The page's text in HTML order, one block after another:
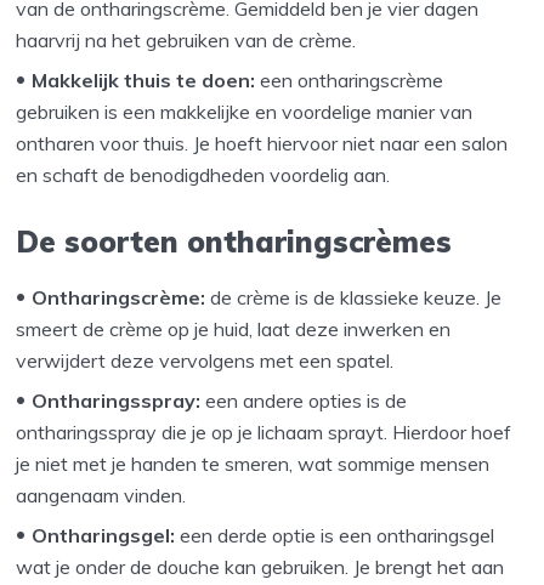
van de ontharingscrème. Gemiddeld ben je vier dagen
haarvrij na het gebruiken van de crème.
Makkelijk thuis te doen:een ontharingscrème
gebruiken is een makkelijke en voordelige manier van
ontharen voor thuis. Je hoeft hiervoor niet naar een salon
en schaft de benodigdheden voordelig aan.
De soorten ontharingscrèmes
Ontharingscrème:de crème is de klassieke keuze. Je
smeert de crème op je huid, laat deze inwerken en
verwijdert deze vervolgens met een spatel.
Ontharingsspray:een andere opties is de
ontharingsspray die je op je lichaam sprayt. Hierdoor hoef
je niet met je handen te smeren, wat sommige mensen
aangenaam vinden.
Ontharingsgel:een derde optie is een ontharingsgel
wat je onder de douche kan gebruiken. Je brengt het aan